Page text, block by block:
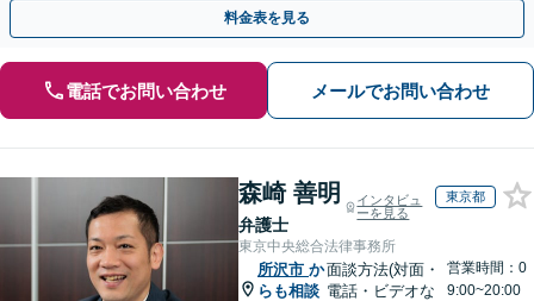
料金表を見る
電話でお問い合わせ メールでお問い合わせ
森崎 善明
弁護士
インタビュ
ーを見る
東京都
東京中央総合法律事務所
所沢市 か
らも相談
面談方法(対面・
電話・ビデオな
営業時間：0
9:00~20:00